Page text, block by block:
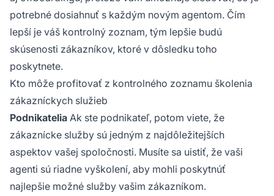
potrebné dosiahnuť s každým novým agentom. Čím
lepší je váš kontrolný zoznam, tým lepšie budú
skúsenosti zákazníkov, ktoré v dôsledku toho
poskytnete.
Kto môže profitovať z kontrolného zoznamu školenia
zákazníckych služieb
Podnikatelia Ak ste podnikateľ, potom viete, že
zákaznícke služby sú jedným z najdôležitejších
aspektov vašej spoločnosti. Musíte sa uistiť, že vaši
agenti sú riadne vyškolení, aby mohli poskytnúť
najlepšie možné služby vašim zákazníkom.